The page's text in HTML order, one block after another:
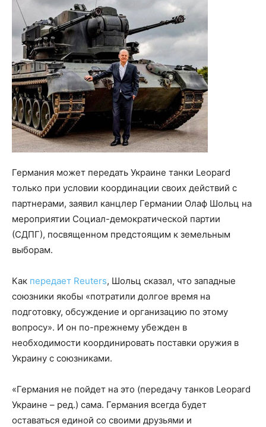
Германия может передать Украине танки Leopard
только при условии координации своих действий с
партнерами, заявил канцлер Германии Олаф Шольц на
мероприятии Социал-демократической партии
(СДПГ), посвященном предстоящим к земельным
выборам.
Как передает Reuters, Шольц сказал, что западные
союзники якобы «потратили долгое время на
подготовку, обсуждение и организацию по этому
вопросу». И он по-прежнему убежден в
необходимости координировать поставки оружия в
Украину с союзниками.
«Германия не пойдет на это (передачу танков Leopard
Украине – ред.) сама. Германия всегда будет
оставаться единой со своими друзьями и